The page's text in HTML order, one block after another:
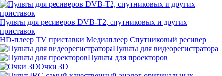
Пульты для ресиверов DVB-T2, спутниковых и других
приставок
HD-плеер TV приставки Медиаплеер Спутниковый ресивер
Пульты для видеорегистратора
Пульты для проекторов
Очки 3D